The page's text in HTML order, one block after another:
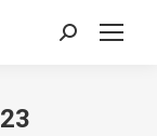
Search: